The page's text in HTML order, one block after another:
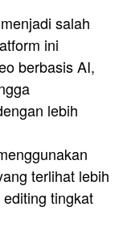
salah
ini
berbasis AI,
lebih
terlihat lebih
tingkat